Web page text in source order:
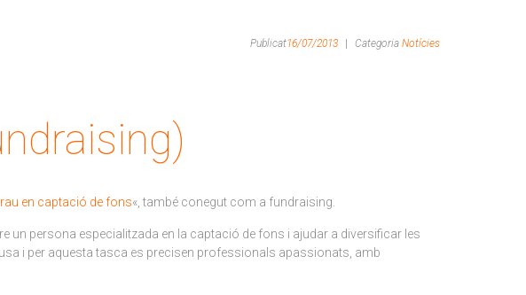
Publicat16/07/2013 Categoria Notícies
en captació de fons«, també conegut com a fundraising.
persona especialitzada en la captació de fons i ajudar a diversificar les
i per aquesta tasca es precisen professionals apassionats, amb